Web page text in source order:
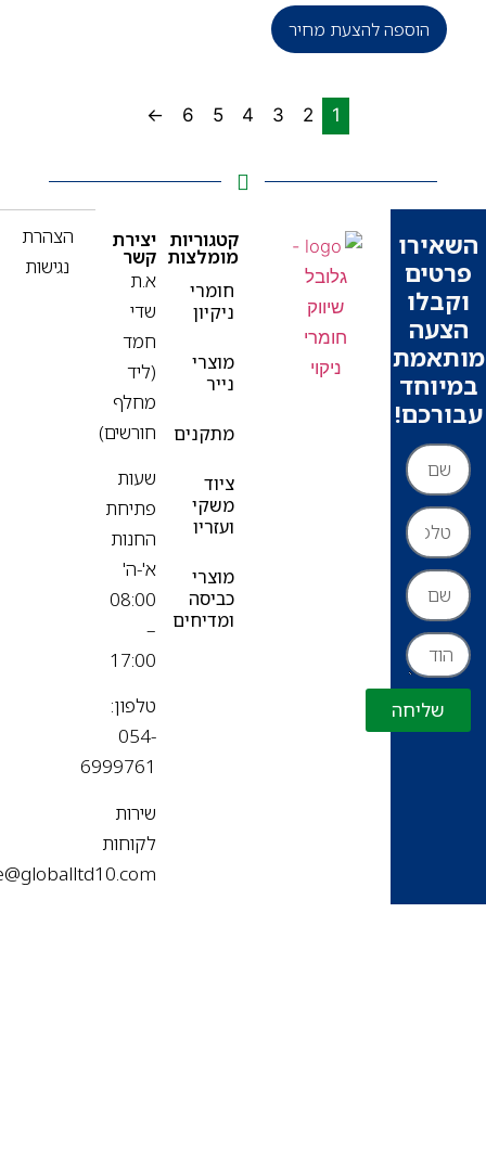
הוספה להצעת מחיר
4
6
←
שליחה
קטגוריות
מומלצות
חומרי
מוצרי
מתקנים
משקי
מוצרי
כביסה
ומדיחים
יצירת
קשר
שדי
(ליד
מחלף
חורשים)
פתיחת
החנות
א'-ה'
08:00
–
17:00
טלפון:
6999761
לקוחות
office@globalltd10.com
הצהרת
נגישות